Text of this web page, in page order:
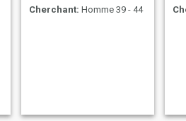
Cherchant: Homme 39 - 44